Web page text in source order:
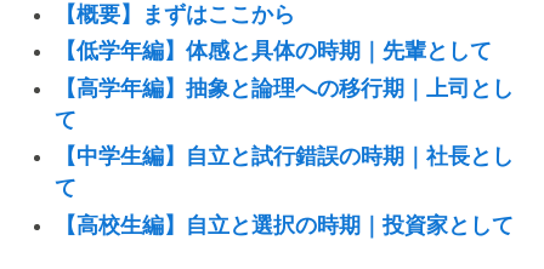
【概要】まずはここから
【低学年編】体感と具体の時期｜先輩として
【高学年編】抽象と論理への移行期｜上司とし
て
【中学生編】自立と試行錯誤の時期｜社長とし
て
【高校生編】自立と選択の時期｜投資家として